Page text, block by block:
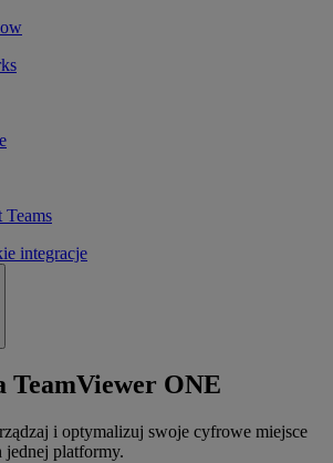
integracje
TeamViewer ONE
i optymalizuj swoje cyfrowe miejsce
jednej platformy.